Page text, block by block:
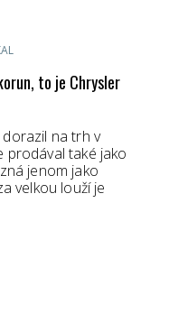
to je Chrysler
na trh v
prodával také jako
jenom jako
velkou louží je